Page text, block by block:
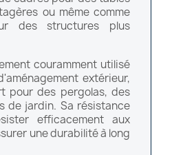
ou même comme
des structures plus
couramment utilisé
extérieur,
pour des pergolas, des
de jardin. Sa résistance
efficacement aux
une durabilité à long